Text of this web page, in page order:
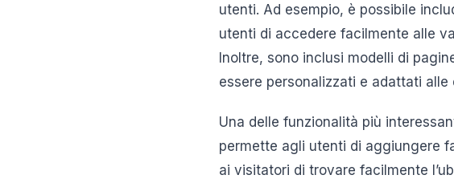
utenti. Ad esempio, è possibile
utenti di accedere facilmente alle
Inoltre, sono inclusi modelli di
essere personalizzati e adattati
Una delle funzionalità più
permette agli utenti di aggiungere
ai visitatori di trovare facilmente